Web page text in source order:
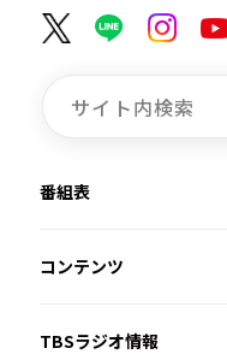
番組表
コンテンツ
TBSラジオ情報